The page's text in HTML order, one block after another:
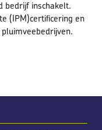
bedrijf inschakelt.
(IPM)certificering en